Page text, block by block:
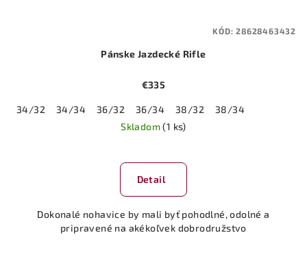
Pánske Jazdecké Rifle
€335
34/32 34/34 36/32 36/34 38/32
38/34
Skladom(1 ks)
Detail
Dokonalé nohavice by mali byť pohodlné, odolné a
pripravené na akékoľvek dobrodružstvo
KÓD:28628463432